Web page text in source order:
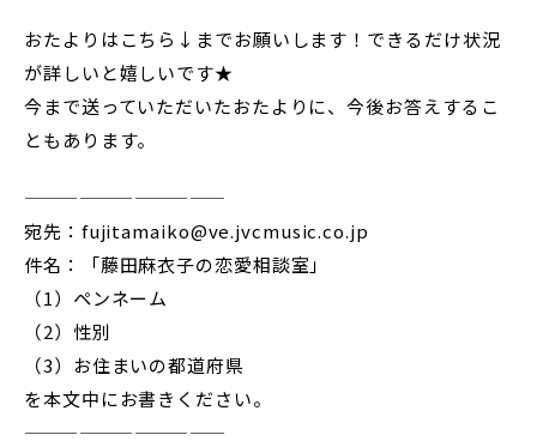
おたよりはこちら↓までお願いします！できるだけ状況
が詳しいと嬉しいです★
今まで送っていただいたおたよりに、今後お答えするこ
ともあります。
———————————
宛先：fujitamaiko@ve.jvcmusic.co.jp
件名：「藤田麻衣子の恋愛相談室」
（1）ペンネーム
（2）性別
（3）お住まいの都道府県
を本文中にお書きください。
———————————